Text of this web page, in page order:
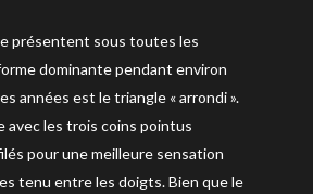
présentent sous toutes les
dominante pendant environ
années est le triangle « arrondi ».
avec les trois coins pointus
pour une meilleure sensation
tenu entre les doigts. Bien que le